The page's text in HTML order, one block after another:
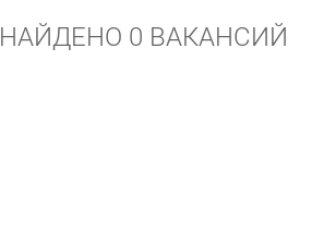
НАЙДЕНО 0 ВАКАНСИЙ